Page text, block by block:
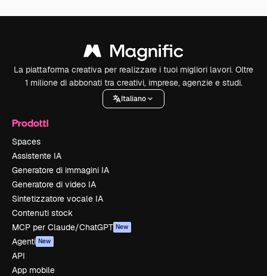
La piattaforma creativa per realizzare i tuoi migliori lavori. Oltre
1 milione di abbonati tra creativi, imprese, agenzie e studi.
Italiano
Prodotti
Spaces
Assistente IA
Generatore di immagini IA
Generatore di video IA
Sintetizzatore vocale IA
Contenuti stock
MCP per Claude/ChatGPT New
Agenti New
API
App mobile